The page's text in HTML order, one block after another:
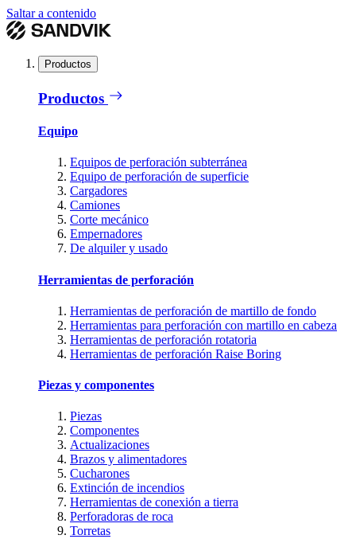
Saltar a contenido
Productos
Productos
Equipo
Equipos de perforación subterránea
Equipo de perforación de superficie
Cargadores
Camiones
Corte mecánico
Empernadores
De alquiler y usado
Herramientas de perforación
Herramientas de perforación de martillo de fondo
Herramientas para perforación con martillo en cabeza
Herramientas de perforación rotatoria
Herramientas de perforación Raise Boring
Piezas y componentes
Piezas
Componentes
Actualizaciones
Brazos y alimentadores
Cucharones
Extinción de incendios
Herramientas de conexión a tierra
Perforadoras de roca
Torretas